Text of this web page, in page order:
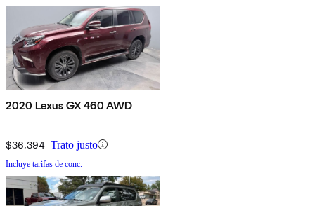
2020 Lexus GX 460 AWD
$36,394 Trato justo
Incluye tarifas de conc.